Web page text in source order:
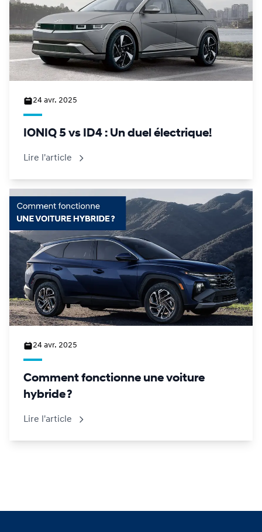
24 avr. 2025
IONIQ 5 vs ID4 : Un duel électrique!
Lire l'article
24 avr. 2025
Comment fonctionne une voiture
hybride ?
Lire l'article